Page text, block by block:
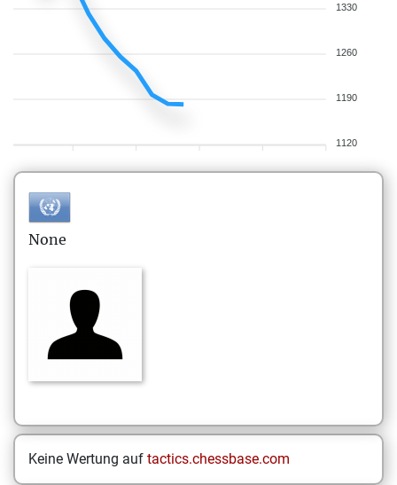
1330
1260
1190
1120
None
Keine Wertung auf tactics.chessbase.com